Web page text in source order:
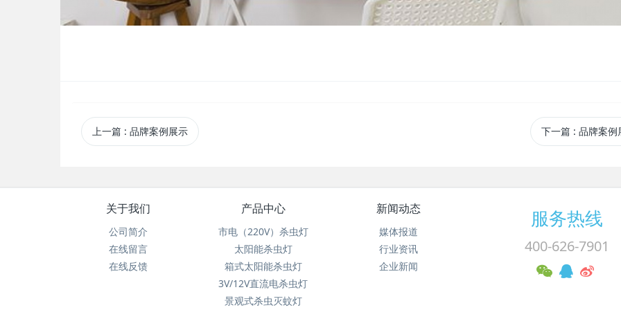
上一篇 : 品牌案例展示 下一篇 : 品牌案例
关于我们
公司简介
在线留言
在线反馈
产品中心
市电（220V）杀虫灯
太阳能杀虫灯
箱式太阳能杀虫灯
3V/12V直流电杀虫灯
景观式杀虫灭蚊灯
新闻动态
媒体报道
行业资讯
企业新闻
服务热线
400-626-7901